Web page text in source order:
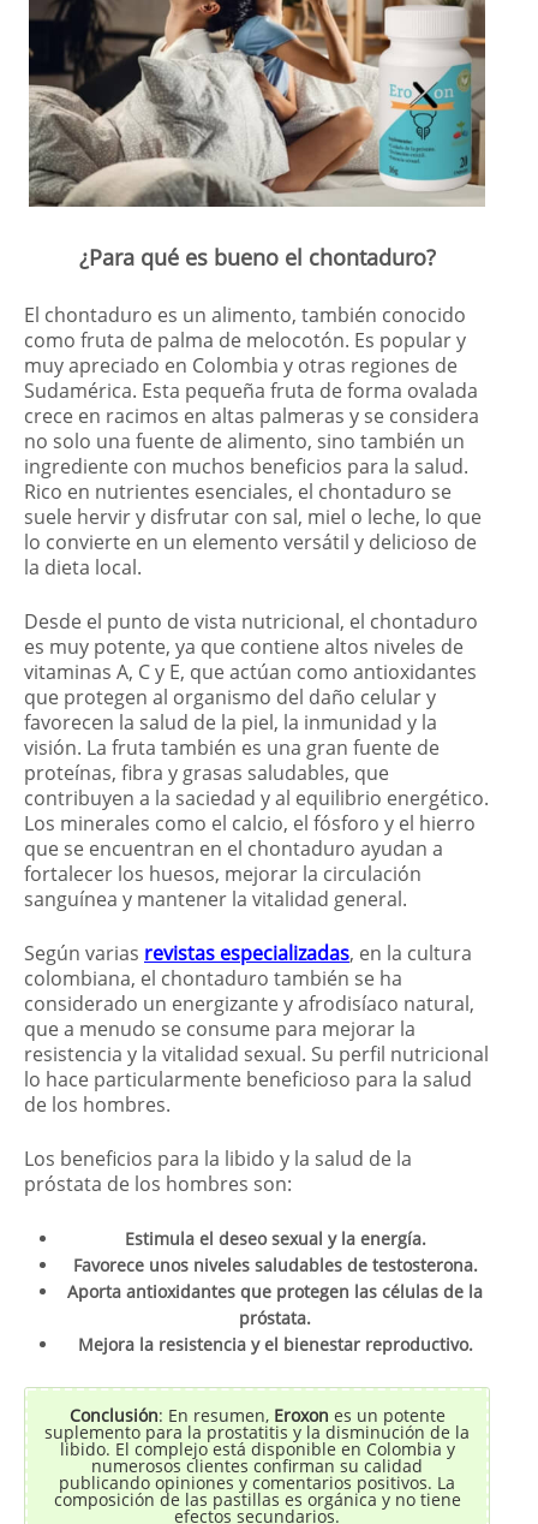
¿Para qué es bueno el chontaduro?
El chontaduro es un alimento, también conocido
como fruta de palma de melocotón. Es popular y
muy apreciado en Colombia y otras regiones de
Sudamérica. Esta pequeña fruta de forma ovalada
crece en racimos en altas palmeras y se considera
no solo una fuente de alimento, sino también un
ingrediente con muchos beneficios para la salud.
Rico en nutrientes esenciales, el chontaduro se
suele hervir y disfrutar con sal, miel o leche, lo que
lo convierte en un elemento versátil y delicioso de
la dieta local.
Desde el punto de vista nutricional, el chontaduro
es muy potente, ya que contiene altos niveles de
vitaminas A, C y E, que actúan como antioxidantes
que protegen al organismo del daño celular y
favorecen la salud de la piel, la inmunidad y la
visión. La fruta también es una gran fuente de
proteínas, fibra y grasas saludables, que
contribuyen a la saciedad y al equilibrio energético.
Los minerales como el calcio, el fósforo y el hierro
que se encuentran en el chontaduro ayudan a
fortalecer los huesos, mejorar la circulación
sanguínea y mantener la vitalidad general.
Según varias revistas especializadas, en la cultura
colombiana, el chontaduro también se ha
considerado un energizante y afrodisíaco natural,
que a menudo se consume para mejorar la
resistencia y la vitalidad sexual. Su perfil nutricional
lo hace particularmente beneficioso para la salud
de los hombres.
Los beneficios para la libido y la salud de la
próstata de los hombres son:
Estimula el deseo sexual y la energía.
Favorece unos niveles saludables de testosterona.
Aporta antioxidantes que protegen las células de la
próstata.
Mejora la resistencia y el bienestar reproductivo.
Conclusión: En resumen, Eroxon es un potente
suplemento para la prostatitis y la disminución de la
libido. El complejo está disponible en Colombia y
numerosos clientes confirman su calidad
publicando opiniones y comentarios positivos. La
composición de las pastillas es orgánica y no tiene
efectos secundarios.